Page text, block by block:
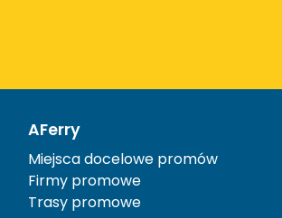
AFerry
Miejsca docelowe promów
Firmy promowe
Trasy promowe